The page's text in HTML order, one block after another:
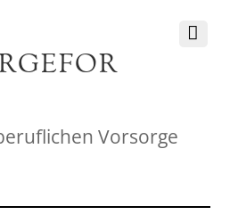
Vorsorge